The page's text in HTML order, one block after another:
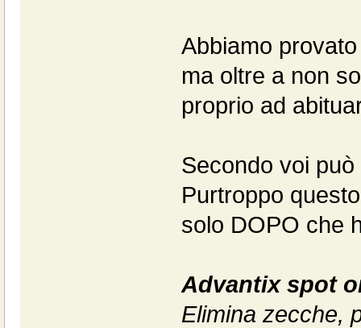
Abbiamo
ma oltre a non
proprio ad
Secondo voi
Purtroppo
solo DOPO che
Advantix spot
Elimina zecche,